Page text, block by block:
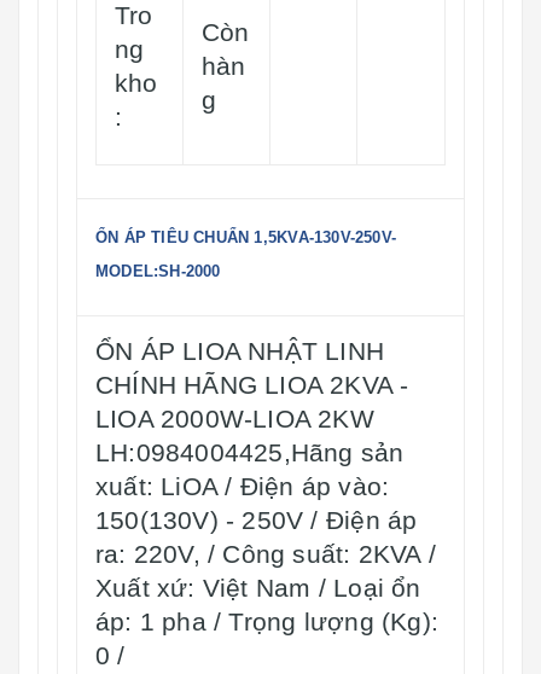
Tro
ng
kho
:
Còn
hàn
g
ỔN ÁP TIÊU CHUẨN 1,5KVA-130V-250V-
MODEL:SH-2000
ỔN ÁP LIOA NHẬT LINH
CHÍNH HÃNG LIOA 2KVA -
LIOA 2000W-LIOA 2KW
LH:0984004425,Hãng sản
xuất: LiOA / Điện áp vào:
150(130V) - 250V / Điện áp
ra: 220V, / Công suất: 2KVA /
Xuất xứ: Việt Nam / Loại ổn
áp: 1 pha / Trọng lượng (Kg):
0 /